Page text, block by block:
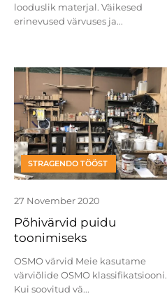
looduslik materjal. Väikesed
erinevused värvuses ja...
STRAGENDO TÖÖST
27 November 2020
Põhivärvid puidu
toonimiseks
OSMO värvid Meie kasutame
värviõlide OSMO klassifikatsiooni.
Kui soovitud vä...